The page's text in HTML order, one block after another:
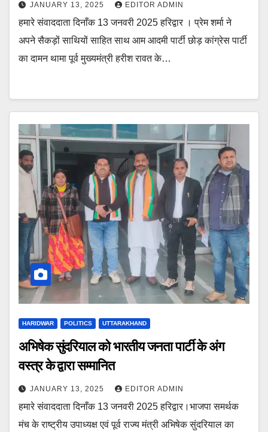
JANUARY 13, 2025 EDITOR ADMIN
हमारे संवाददाता दिनाँक 13 जनवरी 2025 हरिद्वार । प्रेम शर्मा ने
अपने सैकड़ों साथियों साहित साथ आम आदमी पार्टी छोड़ कांग्रेस पार्टी
का दामन थामा पूर्व मुख्यमंत्री हरीश रावत के…
HARIDWAR POLITICS UTTARAKHAND
अभिषेक सुंदरियाल को भारतीय जनता पार्टी के अंग
वस्त्र के द्वारा सम्मानित
JANUARY 13, 2025 EDITOR ADMIN
हमारे संवाददाता दिनाँक 13 जनवरी 2025 हरिद्वार।भाजपा समर्थक
मंच के राष्ट्रीय उपाध्यक्ष एवं पूर्व राज्य मंत्री अभिषेक सुंदरियाल का